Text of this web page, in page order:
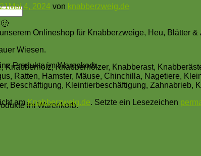
Produkte im Warenkorb.
im Warenkorb.
Mai 4, 2024 von knabberzweig.de
Onlineshop für Knabberzweige, Heu, Blätter &
Wiesen.
Knabberholz, Knabberhölzer, Knabberast,
Ratten, Hamster, Mäuse, Chinchilla, Nagetiere,
Beschäftigung, Kleintierbeschäftigung, Zahnabrieb,
am Knabberzweig.de. Setzte ein Lesezeichen